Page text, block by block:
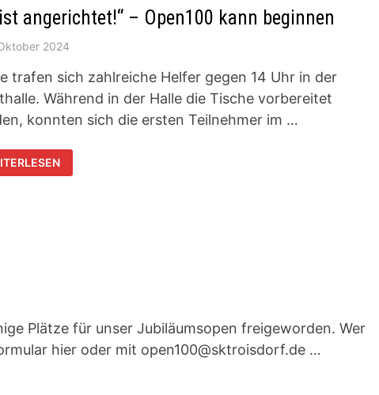
angerichtet!“ – Open100 kann beginnen
2024
trafen sich zahlreiche Helfer gegen 14 Uhr in der
Während in der Halle die Tische vorbereitet
konnten sich die ersten Teilnehmer im …
Plätze für unser Jubiläumsopen freigeworden. Wer
hier oder mit open100@sktroisdorf.de …